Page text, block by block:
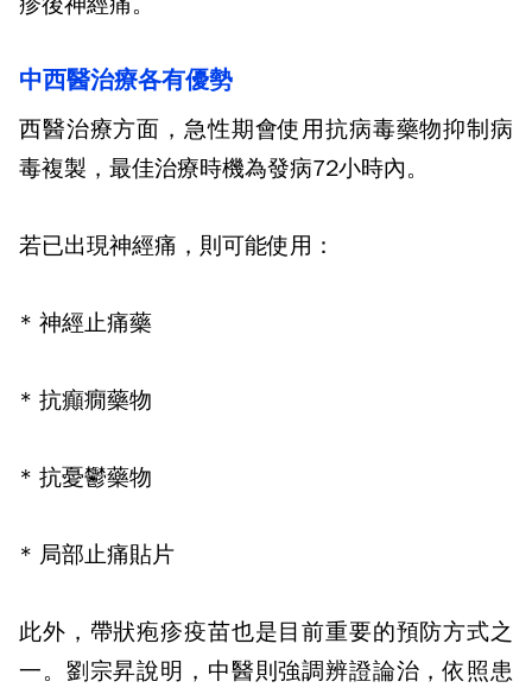
中西醫治療各有優勢
西醫治療方面，急性期會使用抗病毒藥物抑制病
毒複製，最佳治療時機為發病72小時內。
若已出現神經痛，則可能使用：
* 神經止痛藥
* 抗癲癇藥物
* 抗憂鬱藥物
* 局部止痛貼片
此外，帶狀疱疹疫苗也是目前重要的預防方式之
一。劉宗昇說明，中醫則強調辨證論治，依照患